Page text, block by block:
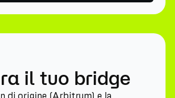
il tuo bridge